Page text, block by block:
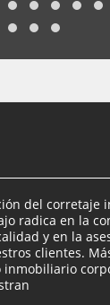
del corretaje
radica en la
y en la
clientes.